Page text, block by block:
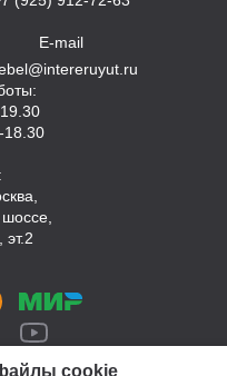
cookie
E-mail
18.30
эт.2